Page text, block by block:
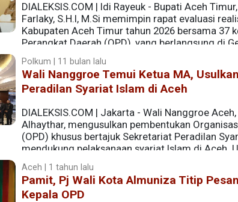
DIALEKSIS.COM | Idi Rayeuk - Bupati Aceh
Farlaky, S.H.I, M.Si memimpin rapat evaluasi
Kabupaten Aceh Timur tahun 2026 bersama 37
Perangkat Daerah (OPD), yang berlangsung di
Polkum | 11 bulan lalu
Wali Nanggroe Temui Ketua MA,
Peradilan Syariat Islam di Aceh
DIALEKSIS.COM | Jakarta - Wali Nanggroe
Alhaythar, mengusulkan pembentukan
(OPD) khusus bertajuk Sekretariat Peradilan
mendukung pelaksanaan syariat Islam di Aceh.
bersama Ketua Mahkamah Agung (MA) Prof.
Aceh | 1 tahun lalu
Pamit, Pj Wali Kota Almuniza Titip
Kepala OPD